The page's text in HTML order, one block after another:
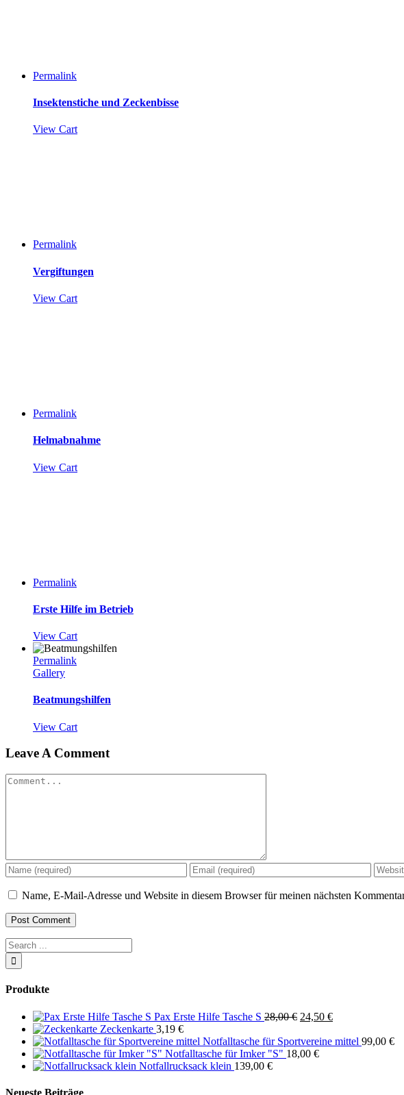
Permalink
Insektenstiche und Zeckenbisse
View Cart
Permalink
Vergiftungen
View Cart
Permalink
Helmabnahme
View Cart
Permalink
Erste Hilfe im Betrieb
View Cart
Permalink
Gallery
Beatmungshilfen
View Cart
Leave A Comment
Comment
Name, E-Mail-Adresse und Website in diesem Browser für meinen nächsten
Produkte
Pax Erste Hilfe Tasche S 28,00€ Ursprünglicher
war:
28,00 €
24,50 €Aktueller
ist:
Zeckenkarte 3,19 €
Notfalltasche für Sportvereine mittel 99,00 €
Notfalltasche für Imker "S" 18,00 €
Notfallrucksack klein 139,00 €
Neueste Beiträge